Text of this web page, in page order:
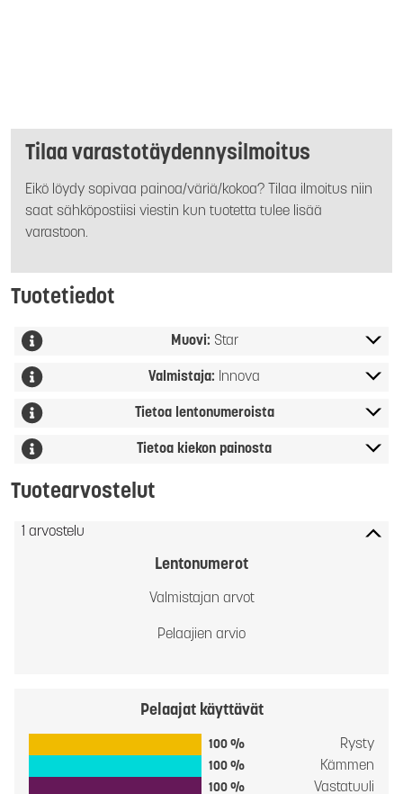
Tilaa varastotäydennysilmoitus
Eikö löydy sopivaa painoa/väriä/kokoa? Tilaa ilmoitus niin
saat sähköpostiisi viestin kun tuotetta tulee lisää
varastoon.
Tuotetiedot
Muovi: Star
Valmistaja: Innova
Tietoa lentonumeroista
Tietoa kiekon painosta
Tuotearvostelut
1 arvostelu
Lentonumerot
Valmistajan arvot
Pelaajien arvio
Pelaajat käyttävät
100 % Rysty
100 % Kämmen
100 % Vastatuuli